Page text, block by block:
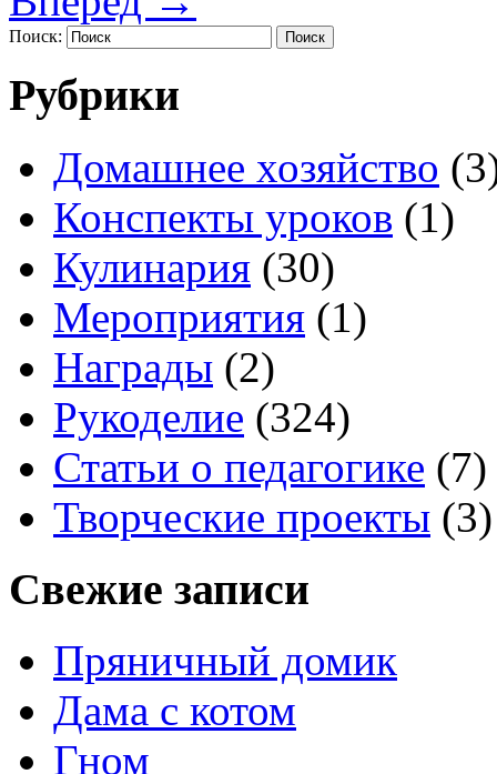
Поиск:
Рубрики
Домашнее хозяйство
Конспекты уроков (1)
Кулинария (30)
Мероприятия (1)
Награды (2)
Рукоделие (324)
Статьи о педагогике (7)
Творческие проекты (3)
Свежие записи
Пряничный домик
Дама с котом
Гном